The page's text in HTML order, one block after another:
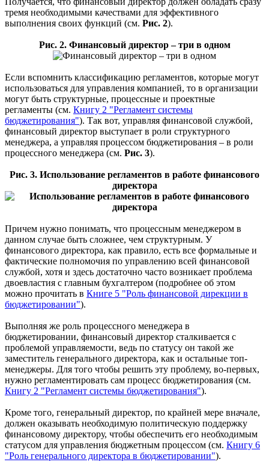
тремя необходимыми качествами для эффективного
выполнения своих функций (см. Рис. 2).
Рис. 2. Финансовый директор – три в одном
Если вспомнить классификацию регламентов, которые могут
использоваться для управления компанией, то в организации
могут быть структурные, процессные и проектные
регламенты (см. Книгу 2 "Регламент системы
бюджетирования"). Так вот, управляя финансовой службой,
финансовый директор выступает в роли структурного
менеджера, а управляя процессом бюджетирования – в роли
процессного менеджера (см. Рис. 3).
Рис. 3. Использование регламентов в работе финансового
директора
Причем нужно понимать, что процессным менеджером в
данном случае быть сложнее, чем структурным. У
финансового директора, как правило, есть все формальные и
фактические полномочия по управлению всей финансовой
службой, хотя и здесь достаточно часто возникает проблема
двоевластия с главным бухгалтером (подробнее об этом
можно прочитать в Книге 5 "Роль финансовой дирекции в
бюджетировании").
Выполняя же роль процессного менеджера в
бюджетировании, финансовый директор сталкивается с
проблемой управляемости, ведь по статусу он такой же
заместитель генерального директора, как и остальные топ-
менеджеры. Для того чтобы решить эту проблему, во-первых,
нужно регламентировать сам процесс бюджетирования (см.
Книгу 2 "Регламент системы бюджетирования").
Кроме того, генеральный директор, по крайней мере вначале,
должен оказывать необходимую политическую поддержку
финансовому директору, чтобы обеспечить его необходимым
статусом для управления бюджетным процессом (см. Книгу 6
"Роль генерального директора в бюджетировании").